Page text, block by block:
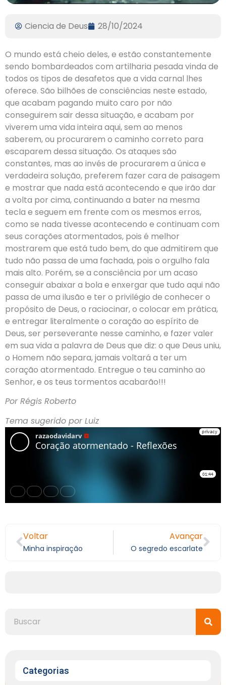
Ciencia de Deus 28/10/2024
O mundo está cheio deles, e estão constantemente
sendo bombardeados com artilharia pesada vinda de
todos os tipos de desafetos que a vida carnal lhes
oferece. São bilhões de consciências neste estado,
que acabam pagando muito caro por não
conseguirem sair dessa situação, e acabam por
viverem uma vida inteira aqui, sem ao menos
saberem, ou procurarem o caminho correto para
escaparem dessa situação. Os ataques são
constantes, mas ao invés de procurarem a única e
verdadeira solução, preferem fazer cara de paisagem
e mostrar que nada está acontecendo e que irão dar
a volta por cima, continuando a bater na mesma
tecla e seguem em frente com os mesmos erros,
como se nada tivesse acontecendo e continuam com
seus corações atormentados, pois é melhor
mostrarem que está tudo bem, do que admitirem que
tudo não passa de uma fachada, pois o orgulho fala
mais alto. Porém, se a consciência por um acaso
conseguir abaixar a bola e enxergar que tudo aqui não
passa de uma ilusão e ter o privilégio de conhecer o
propósito de Deus, o raciocinar, o colocar em prática,
e entregar literalmente o coração ao espírito de
Deus, ser perseverante nesse caminho, e fazer valer
em sua vida a palavra de Deus que diz: o que Deus uniu,
o Homem não separa, jamais voltará a ter um
coração atormentado. Entregue o teu caminho ao
Senhor, e os teus tormentos acabarão!!!
Por Régis Roberto
Tema sugerido por Luiz
Voltar
Minha inspiração
Avançar
O segredo escarlate
Categorias